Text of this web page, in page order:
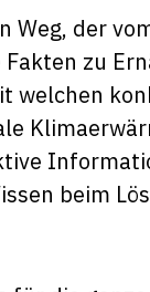
der
zu
welchen
beim